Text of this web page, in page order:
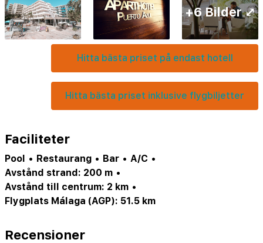
Hitta bästa priset på endast hotell
Hitta bästa priset inklusive flygbiljetter
+6 Bilder ⤢
Faciliteter
Pool • Restaurang • Bar • A/C •
Avstånd strand: 200 m •
Avstånd till centrum: 2 km •
Flygplats Málaga (AGP): 51.5 km
Recensioner